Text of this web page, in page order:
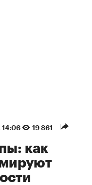
14:06 19 861
как